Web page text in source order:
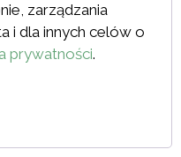
zarządzania
i dla innych celów o
prywatności.